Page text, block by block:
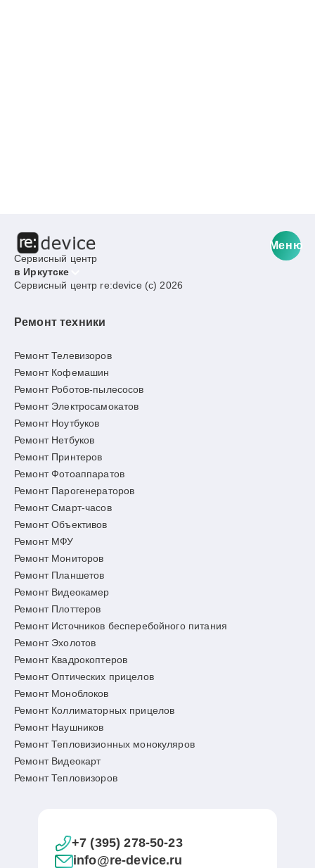
Сервисный центр
в Иркутске
Меню
Сервисный центр re:device (c) 2026
Ремонт техники
Ремонт Телевизоров
Ремонт Кофемашин
Ремонт Роботов-пылесосов
Ремонт Электросамокатов
Ремонт Ноутбуков
Ремонт Нетбуков
Ремонт Принтеров
Ремонт Фотоаппаратов
Ремонт Парогенераторов
Ремонт Смарт-часов
Ремонт Объективов
Ремонт МФУ
Ремонт Мониторов
Ремонт Планшетов
Ремонт Видеокамер
Ремонт Плоттеров
Ремонт Источников бесперебойного питания
Ремонт Эхолотов
Ремонт Квадрокоптеров
Ремонт Оптических прицелов
Ремонт Моноблоков
Ремонт Коллиматорных прицелов
Ремонт Наушников
Ремонт Тепловизионных монокуляров
Ремонт Видеокарт
Ремонт Тепловизоров
+7 (395) 278-50-23
info@re-device.ru